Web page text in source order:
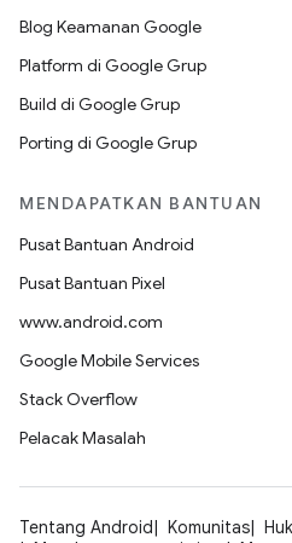
Blog Keamanan Google
Platform di Google Grup
Build di Google Grup
Porting di Google Grup
MENDAPATKAN BANTUAN
Pusat Bantuan Android
Pusat Bantuan Pixel
www.android.com
Google Mobile Services
Stack Overflow
Pelacak Masalah
Tentang Android Komunitas